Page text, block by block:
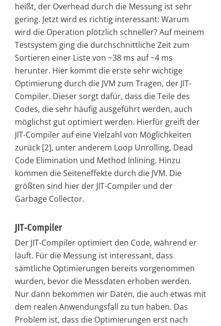
heißt, der Overhead durch die Messung ist sehr
gering. Jetzt wird es richtig interessant: Warum
wird die Operation plötzlich schneller? Auf meinem
Testsystem ging die durchschnittliche Zeit zum
Sortieren einer Liste von ~38 ms auf ~4 ms
herunter. Hier kommt die erste sehr wichtige
Optimierung durch die JVM zum Tragen, der JIT-
Compiler. Dieser sorgt dafür, dass die Teile des
Codes, die sehr häufig ausgeführt werden, auch
möglichst gut optimiert werden. Hierfür greift der
JIT-Compiler auf eine Vielzahl von Möglichkeiten
zurück [2], unter anderem Loop Unrolling, Dead
Code Elimination und Method Inlining. Hinzu
kommen die Seiteneffekte durch die JVM. Die
größten sind hier der JIT-Compiler und der
Garbage Collector.
JIT-Compiler
Der JIT-Compiler optimiert den Code, während er
läuft. Für die Messung ist interessant, dass
sämtliche Optimierungen bereits vorgenommen
wurden, bevor die Messdaten erhoben werden.
Nur dann bekommen wir Daten, die auch etwas mit
dem realen Anwendungsfall zu tun haben. Das
Problem ist, dass die Optimierungen erst nach